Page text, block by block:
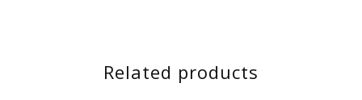
Related products